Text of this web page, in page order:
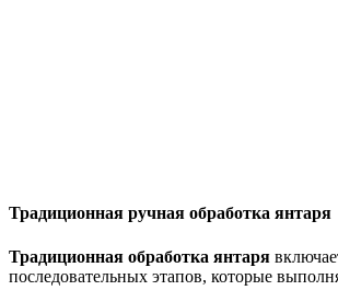
Традиционная ручная обработка янтаря
Традиционная обработка янтаря
последовательных этапов, которые